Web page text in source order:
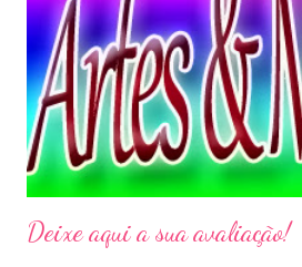
Deixe aqui a sua avaliação!